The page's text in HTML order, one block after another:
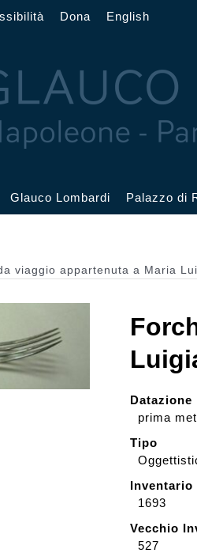
Dona English
Sala Affetti
Glauco Lombardi Palazzo di
viaggio appartenuta a Maria
Datazione
prima
Tipo
Inventario
1693
Vecchio
527